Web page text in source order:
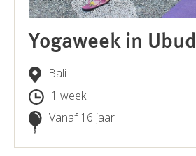
Yogaweek in Ubud
Bali
1 week
Vanaf 16 jaar